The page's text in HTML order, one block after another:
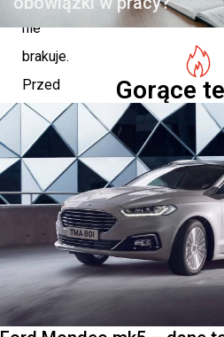
nie
brakuje.
Przed
podjęciem
decyzji
o
zakupie
warto
poznać
najważniejsze
informacje
Gorące